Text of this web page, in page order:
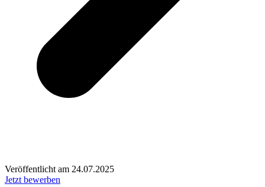
Veröffentlicht am 24.07.2025
Jetzt bewerben